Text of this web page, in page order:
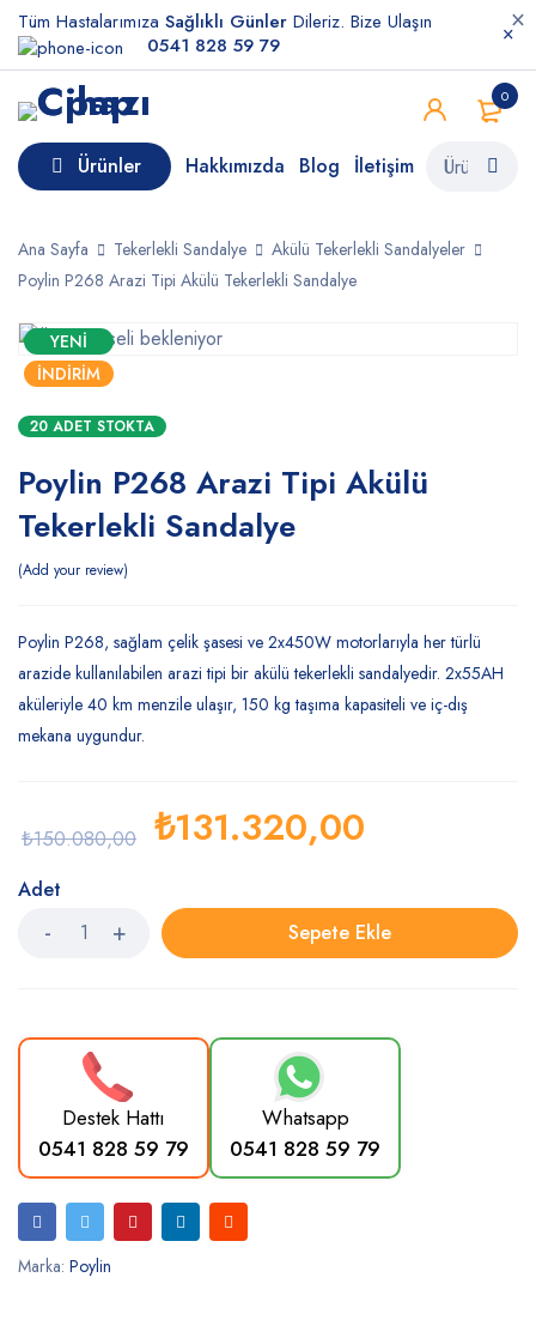
Tüm Hastalarımıza Sağlıklı Günler Dileriz. Bize Ulaşın
0541 828 59 79
0
Ürünler Hakkımızda Blog İletişim
Ana Sayfa Tekerlekli Sandalye
Akülü Tekerlekli Sandalyeler
Poylin P268 Arazi Tipi Akülü Tekerlekli Sandalye
YENI
İNDIRIM
20 ADET STOKTA
Poylin P268 Arazi Tipi Akülü
Tekerlekli Sandalye
Add your review
Poylin P268, sağlam çelik şasesi ve 2x450W motorlarıyla her türlü
arazide kullanılabilen arazi tipi bir akülü tekerlekli sandalyedir. 2x55AH
aküleriyle 40 km menzile ulaşır, 150 kg taşıma kapasiteli ve iç-dış
mekana uygundur.
₺150.080,00 ₺131.320,00
Adet
Sepete Ekle
Destek Hattı
0541 828 59 79
Whatsapp
0541 828 59 79
Marka: Poylin